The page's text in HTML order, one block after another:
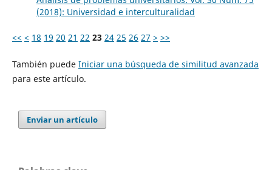
(2018): Universidad e interculturalidad
<< < 18 19 20 21 22 23 24 25 26 27 > >>
También puede Iniciar una búsqueda de similitud avanzada
para este artículo.
Enviar un artículo